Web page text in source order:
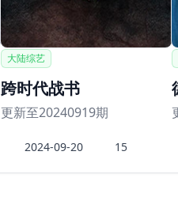
大陆综艺
跨时代战书
更新至20240919期
2024-09-20 15